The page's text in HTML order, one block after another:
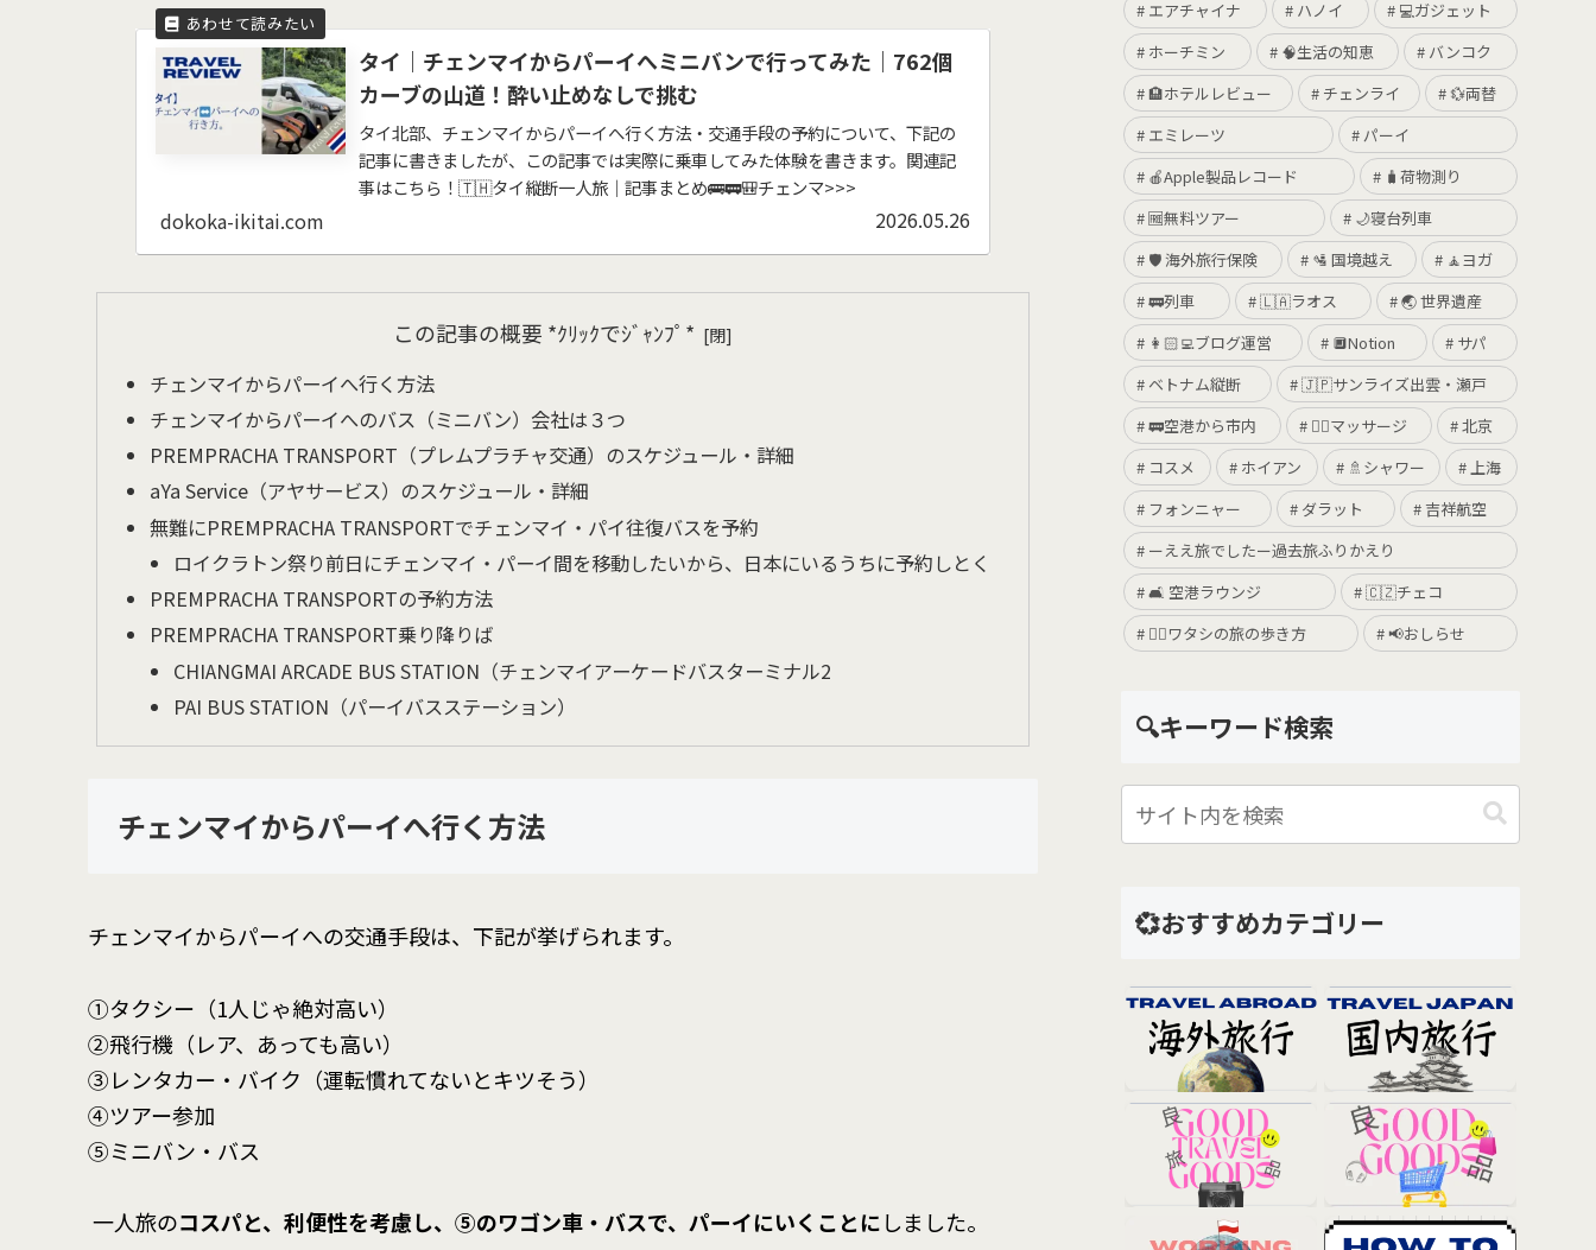
タイ｜チェンマイからパーイへミニバンで行ってみた｜762個
カーブの山道！酔い止めなしで挑む
タイ北部、チェンマイからパーイへ行く方法・交通手段の予約について、下記の
記事に書きましたが、この記事では実際に乗車してみた体験を書きます。関連記
事はこちら！🇹🇭タイ縦断一人旅｜記事まとめ🚌🚃🎒チェンマ>>>
dokoka-ikitai.com 2026.05.26
この記事の概要 *ｸﾘｯｸでｼﾞｬﾝﾌﾟ*
チェンマイからパーイへ行く方法
チェンマイからパーイへのバス（ミニバン）会社は３つ
PREMPRACHA TRANSPORT（プレムプラチャ交通）のスケジュール・詳細
aYa Service（アヤサービス）のスケジュール・詳細
無難にPREMPRACHA TRANSPORTでチェンマイ・パイ往復バスを予約
ロイクラトン祭り前日にチェンマイ・パーイ間を移動したいから、日本にいるうちに予約しとく
PREMPRACHA TRANSPORTの予約方法
PREMPRACHA TRANSPORT乗り降りば
CHIANGMAI ARCADE BUS STATION（チェンマイアーケードバスターミナル2
PAI BUS STATION（パーイバスステーション）
チェンマイからパーイへ行く方法
チェンマイからパーイへの交通手段は、下記が挙げられます。
①タクシー（1人じゃ絶対高い）
②飛行機（レア、あっても高い）
③レンタカー・バイク（運転慣れてないとキツそう）
④ツアー参加
⑤ミニバン・バス
一人旅のコスパと、利便性を考慮し、⑤のワゴン車・バスで、パーイにいくことにしました。
エアチャイナ
ハノイ
💻ガジェット
ホーチミン
🧠生活の知恵
バンコク
🏨ホテルレビュー
チェンライ
💱両替
エミレーツ
パーイ
🍎Apple製品レコード
🧳荷物測り
🆓無料ツアー
🌙寝台列車
🛡 海外旅行保険
🛂 国境越え
🧘ヨガ
🚃列車
🇱🇦ラオス
🌏 世界遺産
👩🏻‍💻ブログ運営
🔲Notion
サパ
ベトナム縦断
🇯🇵サンライズ出雲・瀬戸
🚃空港から市内
💆‍♀️マッサージ
北京
コスメ
ホイアン 🚿シャワー
上海
フォンニャー
ダラット
吉祥航空
ーええ旅でしたー過去旅ふりかえり
🛋 空港ラウンジ
🇨🇿チェコ
🚶‍♀️ワタシの旅の歩き方
📢おしらせ
🔍キーワード検索
💞おすすめカテゴリー